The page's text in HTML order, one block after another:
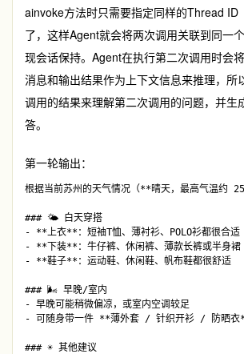
ainvoke方法时只需要指定同样的Thread ID
了，这样Agent就会将两次调用关联到同一
现会话保持。Agent在执行第二次调用时会
消息和输出结果作为上下文信息来推理，所
调用的结果来理解第二次调用的问题，并生
答。
第一轮输出：
根据当前苏州的天气情况（**晴天，最高气温约
### 🌤 白天穿搭
- **上衣**：短袖T恤、薄衬衫、POLO衫都很合
- **下装**：牛仔裤、休闲裤、薄款长裤或半身
- **鞋子**：运动鞋、休闲鞋、帆布鞋都很舒适
### 🌬 早晚/室内
- 早晚可能稍微偏凉，或室内空调较足
- 可随身带一件 **薄外套 / 针织开衫 / 防晒衣
### ☀️ 其他建议